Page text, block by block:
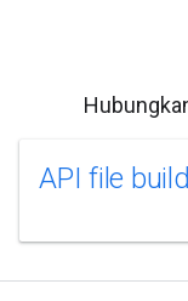
API file build